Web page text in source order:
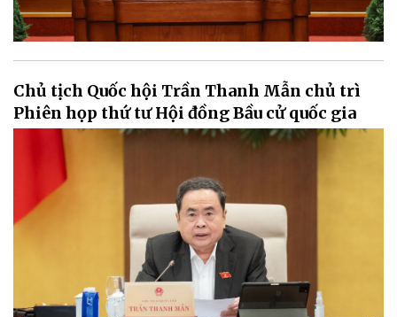
Chủ tịch Quốc hội Trần Thanh Mẫn chủ trì
Phiên họp thứ tư Hội đồng Bầu cử quốc gia